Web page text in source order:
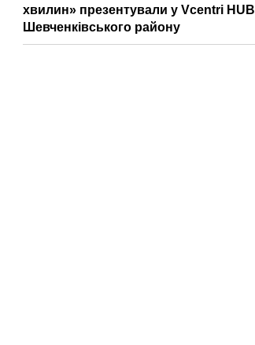
хвилин» презентували у Vcentri HUB
Шевченківського району